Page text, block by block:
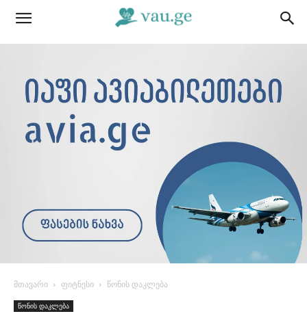
მთავარი ფიტნესი წონის დაკლება
წონის დაკლება